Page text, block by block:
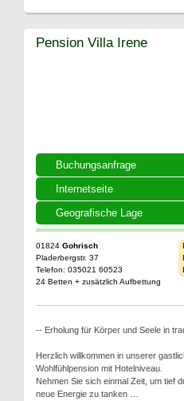
Buchungsanfrage
Internetseite
Geografische Lage
Pension Villa Irene
01824 Gohrisch
Pladerbergstr. 37
Telefon: 035021 60523
24 Betten + zusätzlich Aufbettung
-- Erholung für Körper und Seele in
Herzlich willkommen in unserer
Wohlfühlpension mit Hotelniveau.
Nehmen Sie sich einmal Zeit, um tief
neue Energie zu tanken …